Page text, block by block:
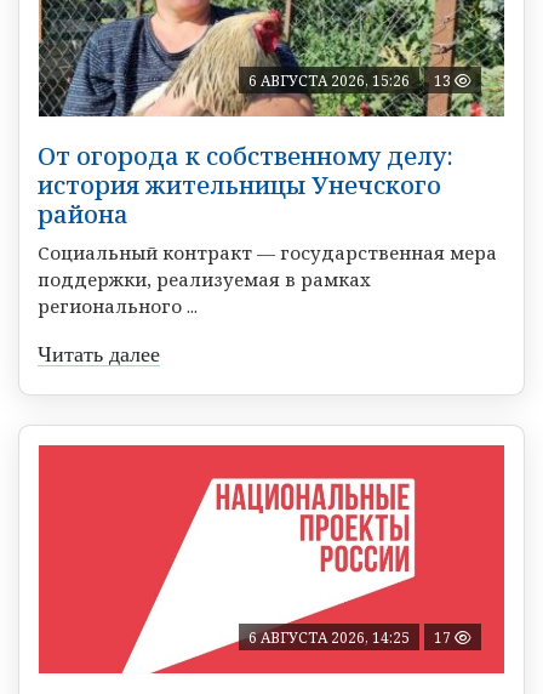
6 АВГУСТА 2026, 15:26 13
От огорода к собственному делу:
история жительницы Унечского
района
Социальный контракт — государственная мера
поддержки, реализуемая в рамках
регионального ...
Читать далее
6 АВГУСТА 2026, 14:25 17